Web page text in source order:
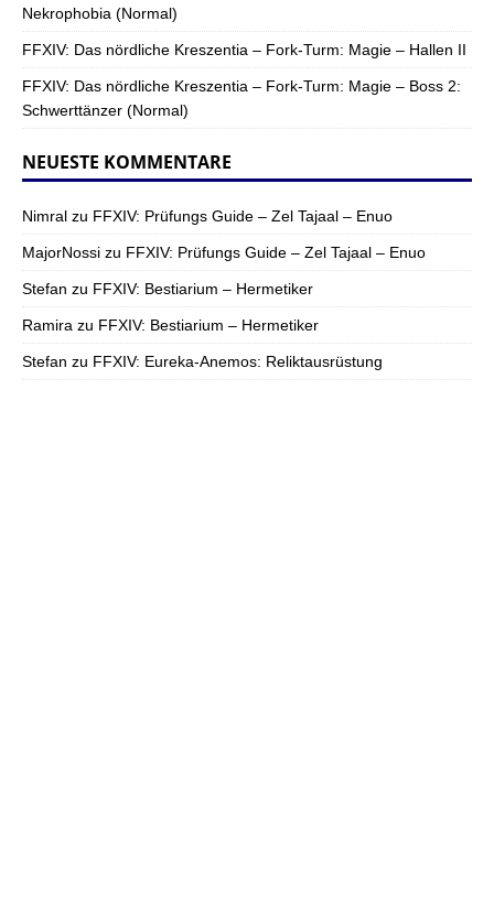
Nekrophobia (Normal)
FFXIV: Das nördliche Kreszentia – Fork-Turm: Magie – Hallen II
FFXIV: Das nördliche Kreszentia – Fork-Turm: Magie – Boss 2:
Schwerttänzer (Normal)
NEUESTE KOMMENTARE
Nimral zu FFXIV: Prüfungs Guide – Zel Tajaal – Enuo
MajorNossi zu FFXIV: Prüfungs Guide – Zel Tajaal – Enuo
Stefan zu FFXIV: Bestiarium – Hermetiker
Ramira zu FFXIV: Bestiarium – Hermetiker
Stefan zu FFXIV: Eureka-Anemos: Reliktausrüstung